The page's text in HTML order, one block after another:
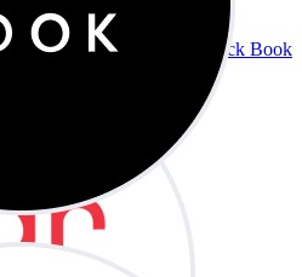
Black Book